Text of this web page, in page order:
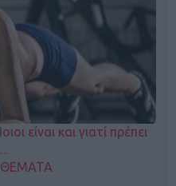
είναι και γιατί πρέπει
ΘΕΜΑΤΑ